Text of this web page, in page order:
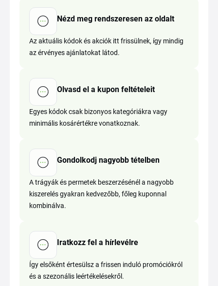
Nézd meg rendszeresen az oldalt
Az aktuális kódok és akciók itt frissülnek, így mindig
az érvényes ajánlatokat látod.
Olvasd el a kupon feltételeit
Egyes kódok csak bizonyos kategóriákra vagy
minimális kosárértékre vonatkoznak.
Gondolkodj nagyobb tételben
A trágyák és permetek beszerzésénél a nagyobb
kiszerelés gyakran kedvezőbb, főleg kuponnal
kombinálva.
Iratkozz fel a hírlevélre
Így elsőként értesülsz a frissen induló promóciókról
és a szezonális leértékelésekről.